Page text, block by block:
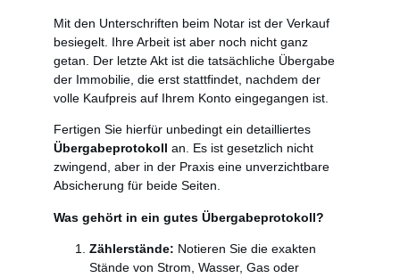
Mit den Unterschriften beim Notar ist der Verkauf
besiegelt. Ihre Arbeit ist aber noch nicht ganz
getan. Der letzte Akt ist die tatsächliche Übergabe
der Immobilie, die erst stattfindet, nachdem der
volle Kaufpreis auf Ihrem Konto eingegangen ist.
Fertigen Sie hierfür unbedingt ein detailliertes
Übergabeprotokoll an. Es ist gesetzlich nicht
zwingend, aber in der Praxis eine unverzichtbare
Absicherung für beide Seiten.
Was gehört in ein gutes Übergabeprotokoll?
Zählerstände: Notieren Sie die exakten
Stände von Strom, Wasser, Gas oder